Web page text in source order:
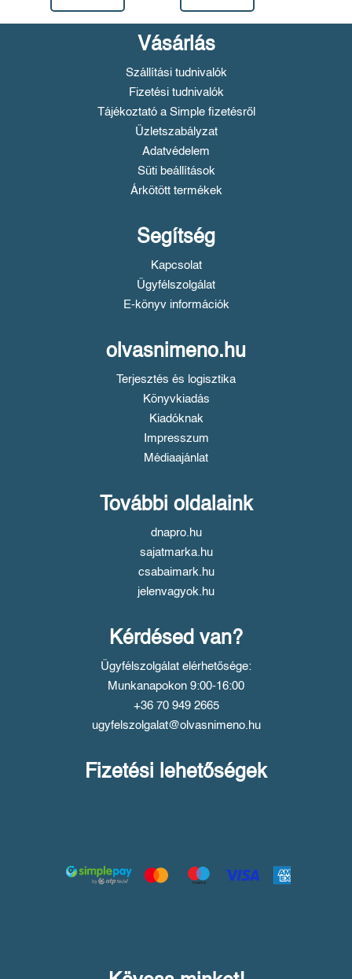
Vásárlás
Szállítási tudnivalók
Fizetési tudnivalók
Tájékoztató a Simple fizetésről
Üzletszabályzat
Adatvédelem
Süti beállítások
Árkötött termékek
Segítség
Kapcsolat
Ügyfélszolgálat
E-könyv információk
olvasnimeno.hu
Terjesztés és logisztika
Könyvkiadás
Kiadóknak
Impresszum
Médiaajánlat
További oldalaink
dnapro.hu
sajatmarka.hu
csabaimark.hu
jelenvagyok.hu
Kérdésed van?
Ügyfélszolgálat elérhetősége:
Munkanapokon 9:00-16:00
+36 70 949 2665
ugyfelszolgalat@olvasnimeno.hu
Fizetési lehetőségek